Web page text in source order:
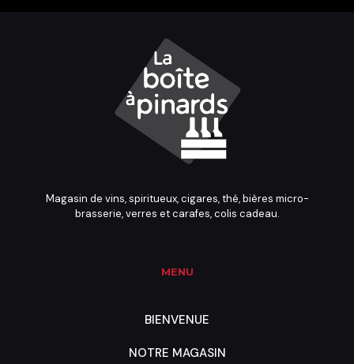
Magasin de vins, spiritueux, cigares, thé, bières micro-
brasserie, verres et carafes, colis cadeau.
MENU
BIENVENUE
NOTRE MAGASIN